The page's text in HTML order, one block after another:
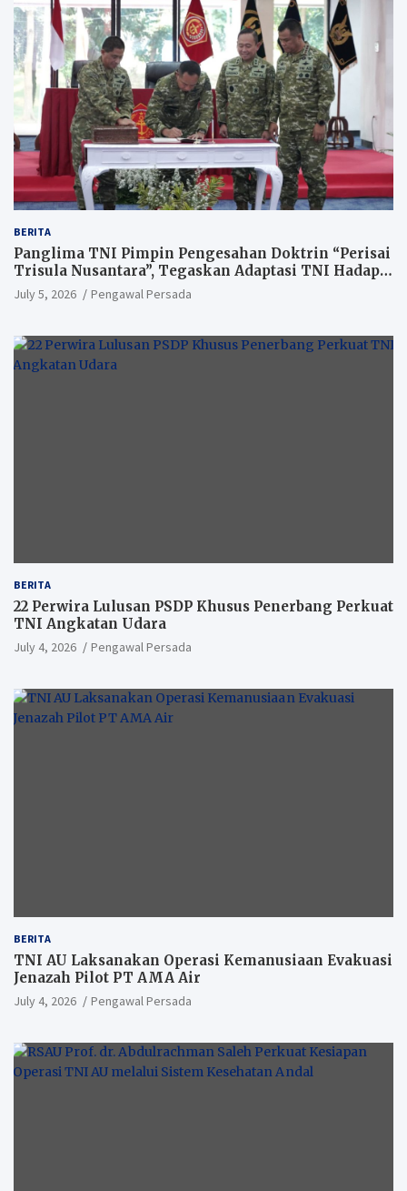
BERITA
Panglima TNI Pimpin Pengesahan Doktrin “Perisai
Trisula Nusantara”, Tegaskan Adaptasi TNI Hadapi
Perang Modern
July 5, 2026 Pengawal Persada
BERITA
22 Perwira Lulusan PSDP Khusus Penerbang Perkuat
TNI Angkatan Udara
July 4, 2026 Pengawal Persada
BERITA
TNI AU Laksanakan Operasi Kemanusiaan Evakuasi
Jenazah Pilot PT AMA Air
July 4, 2026 Pengawal Persada